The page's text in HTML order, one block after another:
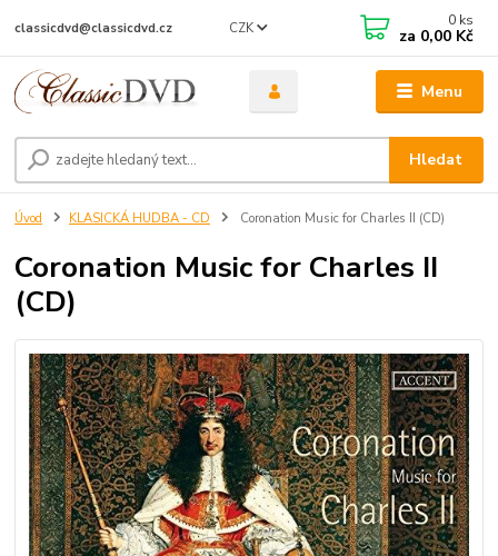
Menu
CZK
Hledat
classicdvd@classicdvd.cz 0 ks
za 0,00 Kč
Úvod KLASICKÁ HUDBA - CD Coronation Music for Charles II (CD)
Coronation Music for Charles II
(CD)